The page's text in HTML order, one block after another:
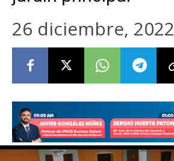
26 diciembre, 2022